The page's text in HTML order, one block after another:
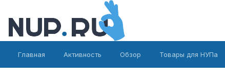
Главная Активность Обзор Товары для НУПа